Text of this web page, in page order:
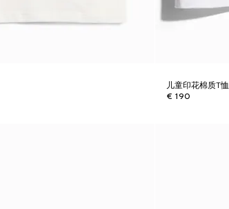
儿童印花棉质T恤
€ 190